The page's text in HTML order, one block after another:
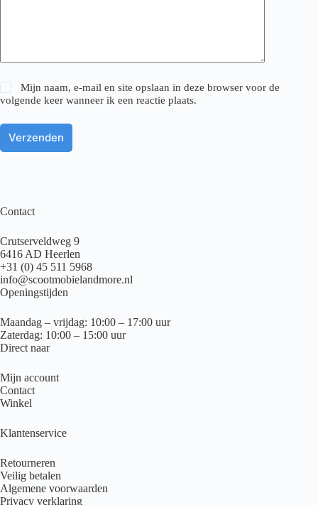
Mijn naam, e-mail en site opslaan in deze browser voor de
volgende keer wanneer ik een reactie plaats.
Verzenden
Contact
Crutserveldweg 9
6416 AD Heerlen
+31 (0) 45 511 5968
info@scootmobielandmore.nl
Openingstijden
Maandag – vrijdag: 10:00 – 17:00 uur
Zaterdag: 10:00 – 15:00 uur
Direct naar
Mijn account
Contact
Winkel
Klantenservice
Retourneren
Veilig betalen
Algemene voorwaarden
Privacy verklaring